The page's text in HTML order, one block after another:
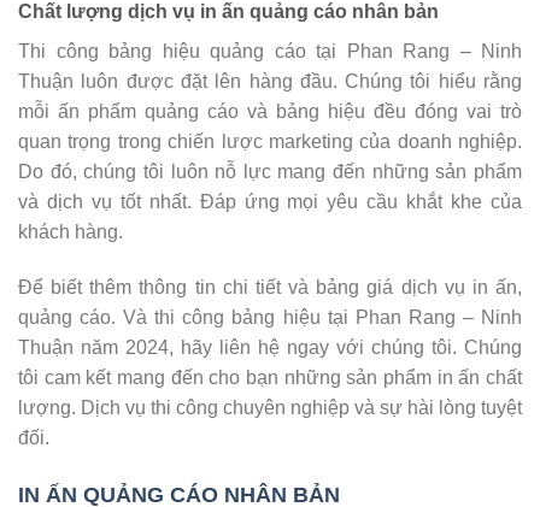
Chất lượng dịch vụ in ấn quảng cáo nhân bản
Thi công bảng hiệu quảng cáo tại Phan Rang – Ninh
Thuận luôn được đặt lên hàng đầu. Chúng tôi hiểu rằng
mỗi ấn phẩm quảng cáo và bảng hiệu đều đóng vai trò
quan trọng trong chiến lược marketing của doanh nghiệp.
Do đó, chúng tôi luôn nỗ lực mang đến những sản phẩm
và dịch vụ tốt nhất. Đáp ứng mọi yêu cầu khắt khe của
khách hàng.
Để biết thêm thông tin chi tiết và bảng giá dịch vụ in ấn,
quảng cáo. Và thi công bảng hiệu tại Phan Rang – Ninh
Thuận năm 2024, hãy liên hệ ngay với chúng tôi. Chúng
tôi cam kết mang đến cho bạn những sản phẩm in ấn chất
lượng. Dịch vụ thi công chuyên nghiệp và sự hài lòng tuyệt
đối.
IN ẤN QUẢNG CÁO NHÂN BẢN